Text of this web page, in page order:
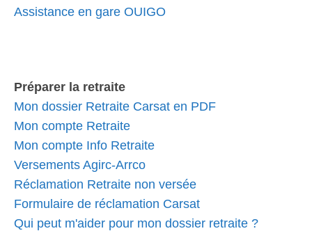
Assistance en gare OUIGO
Préparer la retraite
Mon dossier Retraite Carsat en PDF
Mon compte Retraite
Mon compte Info Retraite
Versements Agirc-Arrco
Réclamation Retraite non versée
Formulaire de réclamation Carsat
Qui peut m'aider pour mon dossier retraite ?